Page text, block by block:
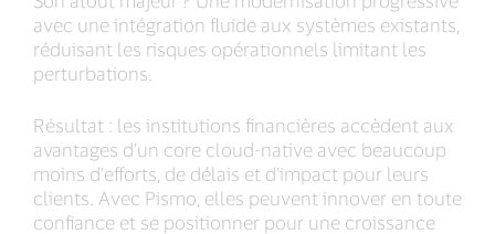
avec une intégration fluide aux systèmes existants,
réduisant les risques opérationnels limitant les
perturbations.
Résultat : les institutions financières accèdent aux
avantages d’un core cloud-native avec beaucoup
moins d’efforts, de délais et d’impact pour leurs
clients. Avec Pismo, elles peuvent innover en toute
confiance et se positionner pour une croissance